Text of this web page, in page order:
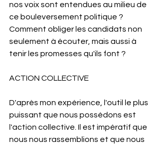
nos voix sont entendues au milieu de
ce bouleversement politique ?
Comment obliger les candidats non
seulement à écouter, mais aussi à
tenir les promesses qu'ils font ?
ACTION COLLECTIVE
D'après mon expérience, l'outil le plus
puissant que nous possédons est
l'action collective. Il est impératif que
nous nous rassemblions et que nous